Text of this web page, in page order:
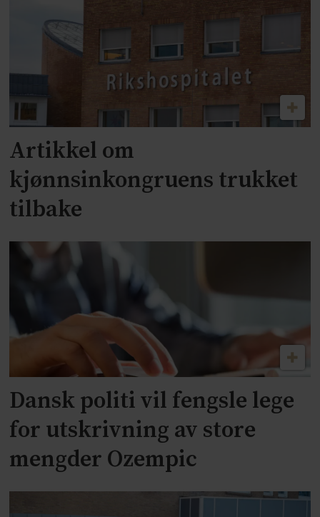
Artikkel om
kjønnsinkongruens trukket
tilbake
Dansk politi vil fengsle lege
for utskrivning av store
mengder Ozempic